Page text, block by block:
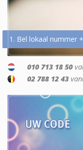
1. Bel lokaal nummer +
010 713 18 50
02 788 12 43